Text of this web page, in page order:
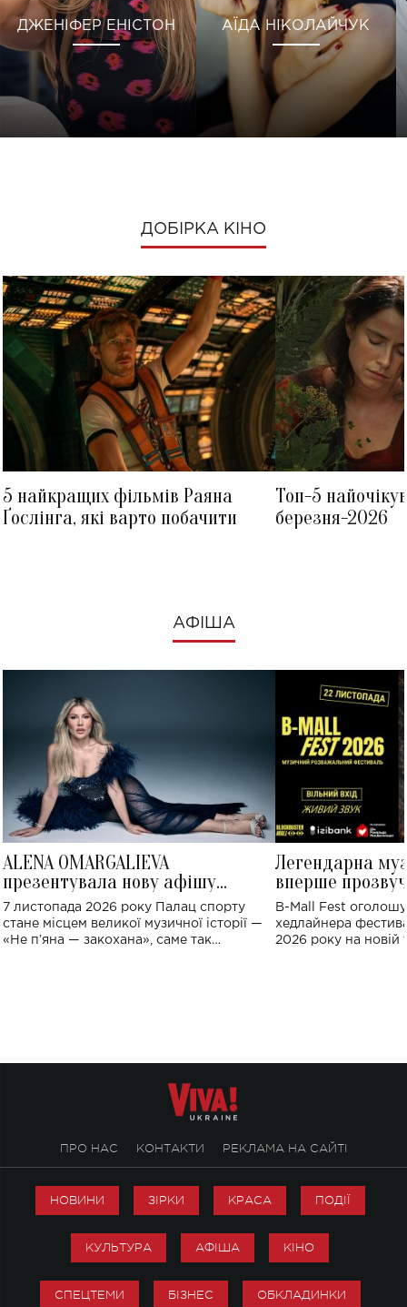
ДЖЕНІФЕР ЕНІСТОН АЇДА НІКОЛАЙЧУК
ДОБІРКА КІНО
5 найкращих фільмів Раяна
Ґослінга, які варто побачити
Топ-5
березня-2026
АФІША
ALENA OMARGALIEVA
презентувала нову афішу
великого концерту в Палаці
спорту
7 листопада 2026 року Палац спорту
стане місцем великої музичної історії —
«Не пʼяна — закохана», саме так
Легендарна
вперше
Україні: де
B-Mall Fest
хедлайнера
2026 року на новій
ПРО НАС КОНТАКТИ РЕКЛАМА НА САЙТІ
НОВИНИ ЗІРКИ КРАСА ПОДІЇ
КУЛЬТУРА АФІША КІНО
СПЕЦТЕМИ БІЗНЕС ОБКЛАДИНКИ